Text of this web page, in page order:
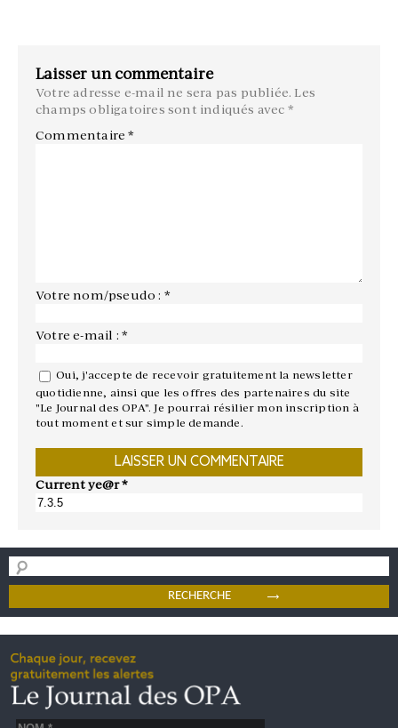
Laisser un commentaire
Votre adresse e-mail ne sera pas publiée. Les
champs obligatoires sont indiqués avec *
Commentaire*
Votre nom/pseudo : *
Votre e-mail : *
Oui, j'accepte de recevoir gratuitement la newsletter
quotidienne, ainsi que les offres des partenaires du site
"Le Journal des OPA". Je pourrai résilier mon inscription à
tout moment et sur simple demande.
Current ye@r*